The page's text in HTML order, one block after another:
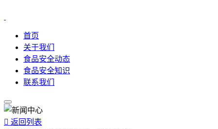
首页
关于我们
食品安全动态
食品安全知识
联系我们
 返回列表